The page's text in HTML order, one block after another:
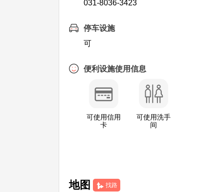
031-8036-3423
停车设施
可
便利设施使用信息
可使用信用
卡
可使用洗手
间
地图 找路